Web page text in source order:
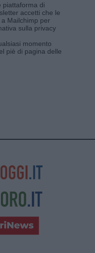
piattaforma di
accetti che le
Mailchimp per
sulla privacy
momento
piè di pagina delle